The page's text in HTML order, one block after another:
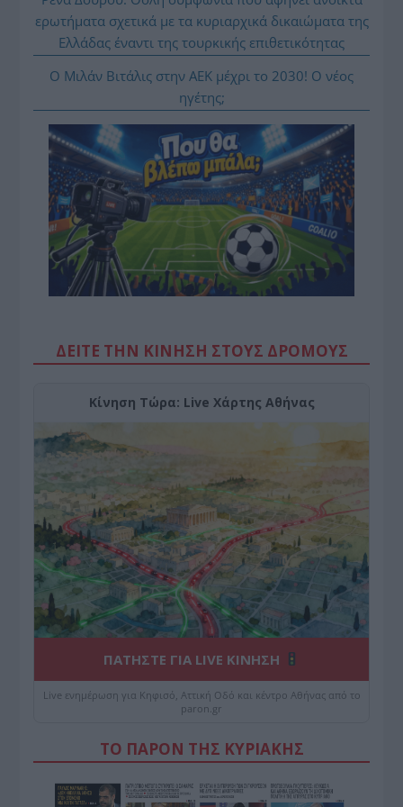
ερωτήματα σχετικά με τα κυριαρχικά δικαιώματα της
Ελλάδας έναντι της τουρκικής επιθετικότητας
Ο Μιλάν Βιτάλις στην ΑΕΚ μέχρι το 2030! Ο νέος
ηγέτης;
ΔΕΙΤΕ ΤΗΝ ΚΙΝΗΣΗ ΣΤΟΥΣ ΔΡΌΜΟΥΣ
Κίνηση Τώρα: Live Χάρτης Αθήνας
ΠΑΤΗΣΤΕ ΓΙΑ LIVE ΚΙΝΗΣΗ
Live ενημέρωση για Κηφισό, Αττική Οδό και κέντρο Αθήνας από το
paron.gr
ΤΟ ΠΑΡΟΝ ΤΗΣ ΚΥΡΙΑΚΗΣ